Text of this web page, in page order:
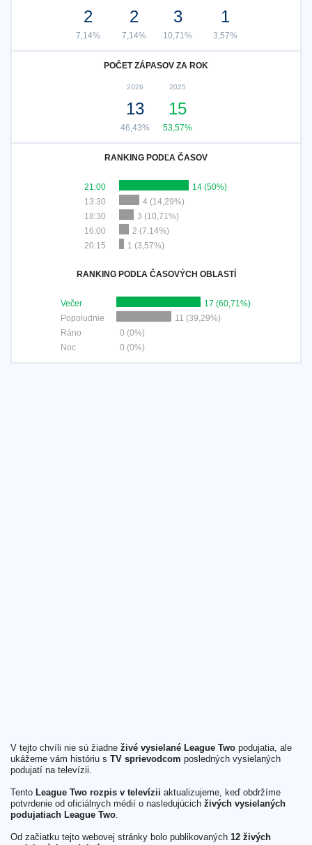
2
7,14%
2
7,14%
3
10,71%
1
3,57%
POČET ZÁPASOV ZA ROK
2026
13
46,43%
2025
15
53,57%
RANKING PODĽA ČASOV
21:00
14 (50%)
13:30
4 (14,29%)
18:30
3 (10,71%)
16:00
2 (7,14%)
20:15
1 (3,57%)
RANKING PODĽA ČASOVÝCH OBLASTÍ
Večer
17 (60,71%)
Popoludnie
11 (39,29%)
Ráno
0 (0%)
Noc
0 (0%)
V tejto chvíli nie sú žiadne živé vysielané League Two podujatia, ale
ukážeme vám históriu s TV sprievodcom posledných vysielaných
podujatí na televízii.
Tento League Two rozpis v televízii aktualizujeme, keď obdržíme
potvrdenie od oficiálnych médií o nasledujúcich živých vysielaných
podujatiach League Two.
Od začiatku tejto webovej stránky bolo publikovaných 12 živých